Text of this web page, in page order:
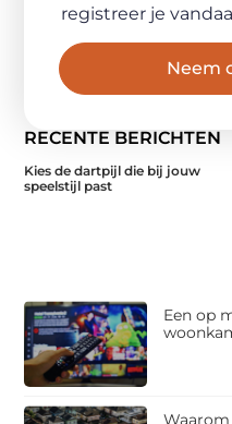
RECENTE BERICHTEN
Kies de dartpijl die bij jouw
speelstijl past
Een op
registreer je
Neem